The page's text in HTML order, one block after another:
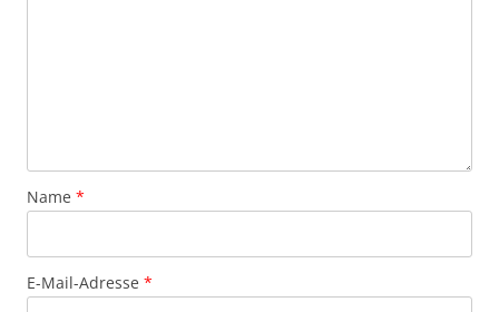
Name *
E-Mail-Adresse *